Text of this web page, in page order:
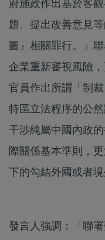
府施政作出基於客
題、提出改善意見
圖』相關罪行。」
企業重新審視風險
官員作出所謂「制
特區立法程序的公
干涉純屬中國內政
際關係基本準則，
下的勾結外國或者
發言人強調：「聯